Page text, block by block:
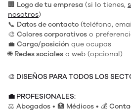
🏢 Logo de tu empresa (si lo tienes,
nosotros)
📞 Datos de contacto (teléfono,
🎨 Colores corporativos o
💼 Cargo/posición que ocupas
🌐 Redes sociales o web (opcional)
🎨 DISEÑOS PARA TODOS LOS
💼 PROFESIONALES:
⚖️ Abogados • 🏥 Médicos • 💰